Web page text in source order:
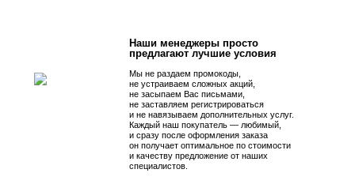
Наши менеджеры просто
предлагают лучшие условия
Мы не раздаем промокоды,
не устраиваем сложных акций,
не засыпаем Вас письмами,
не заставляем регистрироваться
и не навязываем дополнительных услуг.
Каждый наш покупатель — любимый,
и сразу после оформления заказа
он получает оптимальное по стоимости
и качеству предложение от наших
специалистов.